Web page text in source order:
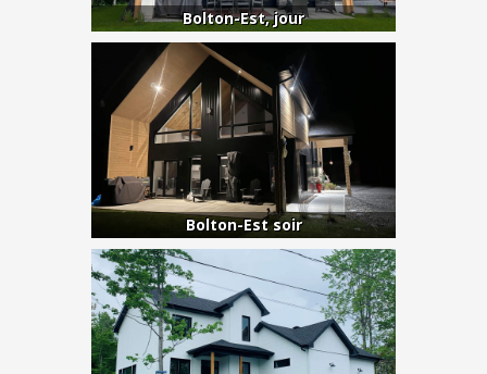
Bolton-Est, jour
Bolton-Est soir